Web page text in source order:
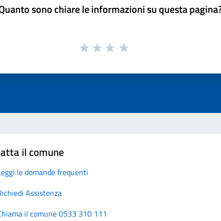
sono chiare le informazioni su questa
il comune
le domande frequenti
Assistenza
il comune 0533 310 111